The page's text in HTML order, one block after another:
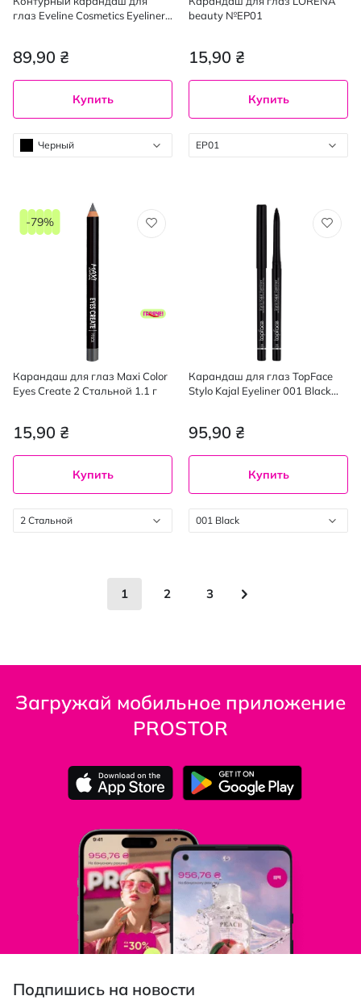
глаз Eveline Cosmetics Eyeliner
89,90 ₴
Купить
Черный
beauty №EP01
15,90 ₴
Купить
EP01
Карандаш для глаз Maxi Color
Eyes Create 2 Стальной 1.1 г
15,90 ₴
-79%
Купить
2 Стальной
Карандаш для глаз TopFace
Stylo Kajal Eyeliner 001 Black
95,90 ₴
Купить
001 Black
You're currently reading page
1 Страница
2 Страница
3 Страница
Следующее
Загружай мобильное приложение
PROSTOR
Подпишись на новости